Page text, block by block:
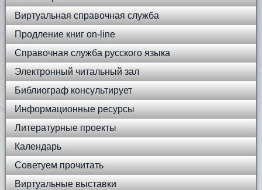
Виртуальная справочная служба
Продление книг on-line
Справочная служба русского языка
Электронный читальный зал
Библиограф консультирует
Информационные ресурсы
Литературные проекты
Календарь
Советуем прочитать
Виртуальные выставки